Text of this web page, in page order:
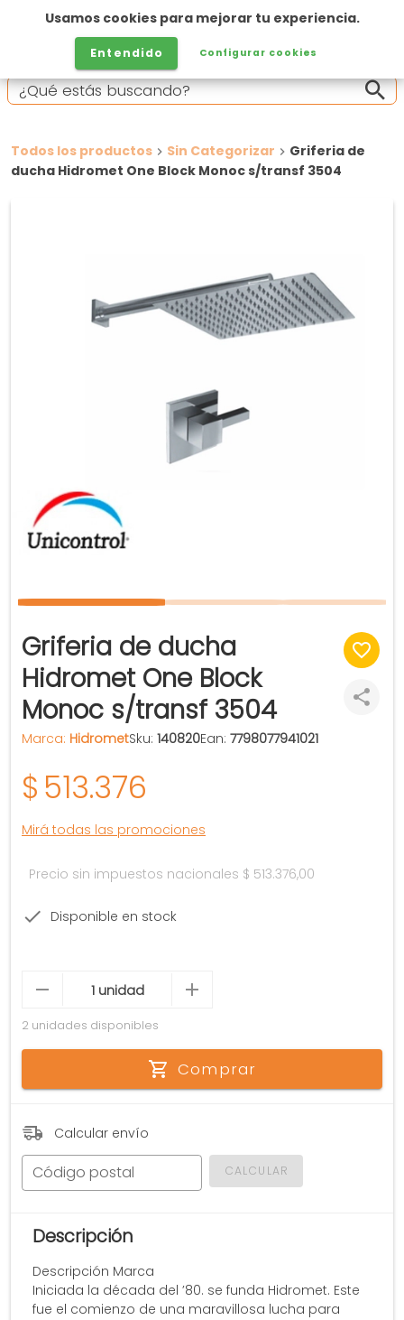
Todos los productos Sin Categorizar
Griferia de
ducha Hidromet One Block Monoc s/transf 3504
Griferia de ducha
Hidromet One Block
Monoc s/transf 3504
Marca: HidrometSku: 140820Ean: 7798077941021
$513.376
Mirá todas las promociones
Precio sin impuestos nacionales $ 513.376,00
Disponible en stock
2 unidades disponibles
Comprar
Calcular envío
Código postal CALCULAR
Descripción
Descripción Marca
Iniciada la década del ’80. se funda Hidromet. Este
fue el comienzo de una maravillosa lucha para
Usamos cookies para mejorar tu experiencia.
Entendido Configurar cookies